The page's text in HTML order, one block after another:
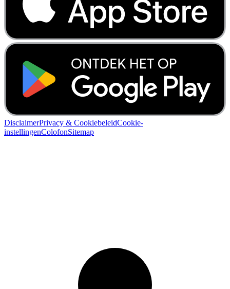
DisclaimerPrivacy & CookiebeleidCookie-
instellingenColofonSitemap